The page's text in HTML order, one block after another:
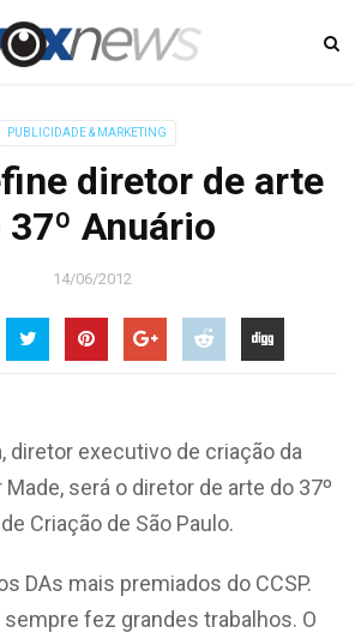
PUBLICIDADE & MARKETING
diretor de arte
37º Anuário
14/06/2012
diretor executivo de criação da
será o diretor de arte do 37º
Criação de São Paulo.
DAs mais premiados do CCSP.
sempre fez grandes trabalhos. O